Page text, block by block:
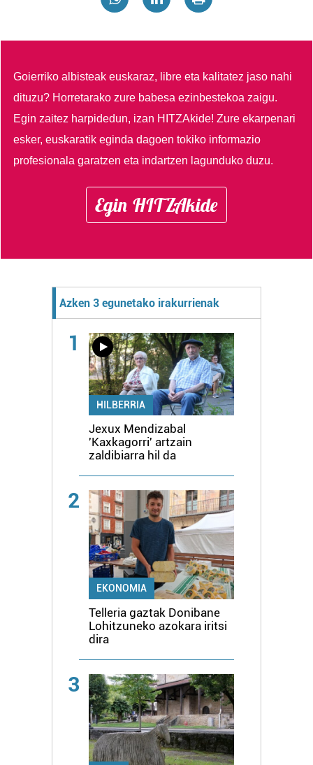
Goierriko albisteak euskaraz, libre eta kalitatez jaso nahi
dituzu? Horretarako zure babesa ezinbestekoa zaigu.
Egin zaitez harpidedun, izan HITZAkide!Zure ekarpenari
esker, euskaratik eginda dagoen tokiko informazio
profesionala garatzen eta indartzen lagunduko duzu.
Egin HITZAkide
Azken 3 egunetako irakurrienak
1
HILBERRIA
Jexux Mendizabal
'Kaxkagorri' artzain
zaldibiarra hil da
2
EKONOMIA
Telleria gaztak Donibane
Lohitzuneko azokara iritsi
dira
3